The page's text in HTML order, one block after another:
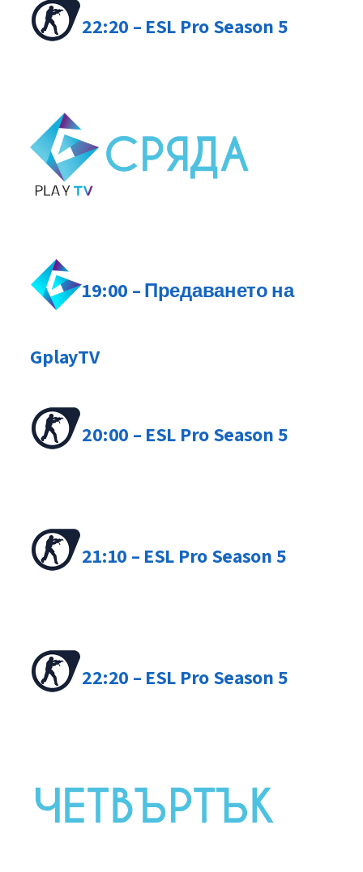
22:20 – ESL Pro Season 5
19:00 – Предаването на
GplayTV
20:00 – ESL Pro Season 5
21:10 – ESL Pro Season 5
22:20 – ESL Pro Season 5